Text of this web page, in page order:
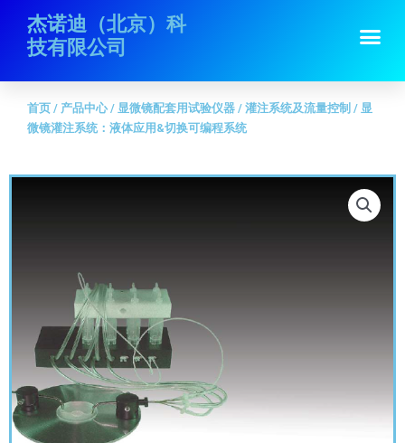
杰诺迪（北京）科
技有限公司
首页/产品中心 显微镜配套用试验仪器
注系统：液体应用&切换可编程系统
首页 / 产品中心/ 显微镜配套用试验仪器 / 灌注系统及流量控制 / 显
微镜灌注系统：液体应用&切换可编程系统